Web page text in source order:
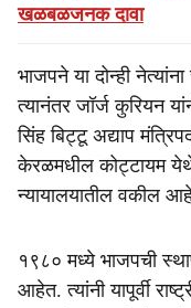
खळबळजनक दावा
भाजपने या दोन्ही
त्यानंतर जॉर्ज कुरियन
सिंह बिट्टू अद्याप
केरळमधील कोट्टायम येथे
न्यायालयातील वकील
१९८० मध्ये भाजपची
आहेत. त्यांनी यापूर्वी